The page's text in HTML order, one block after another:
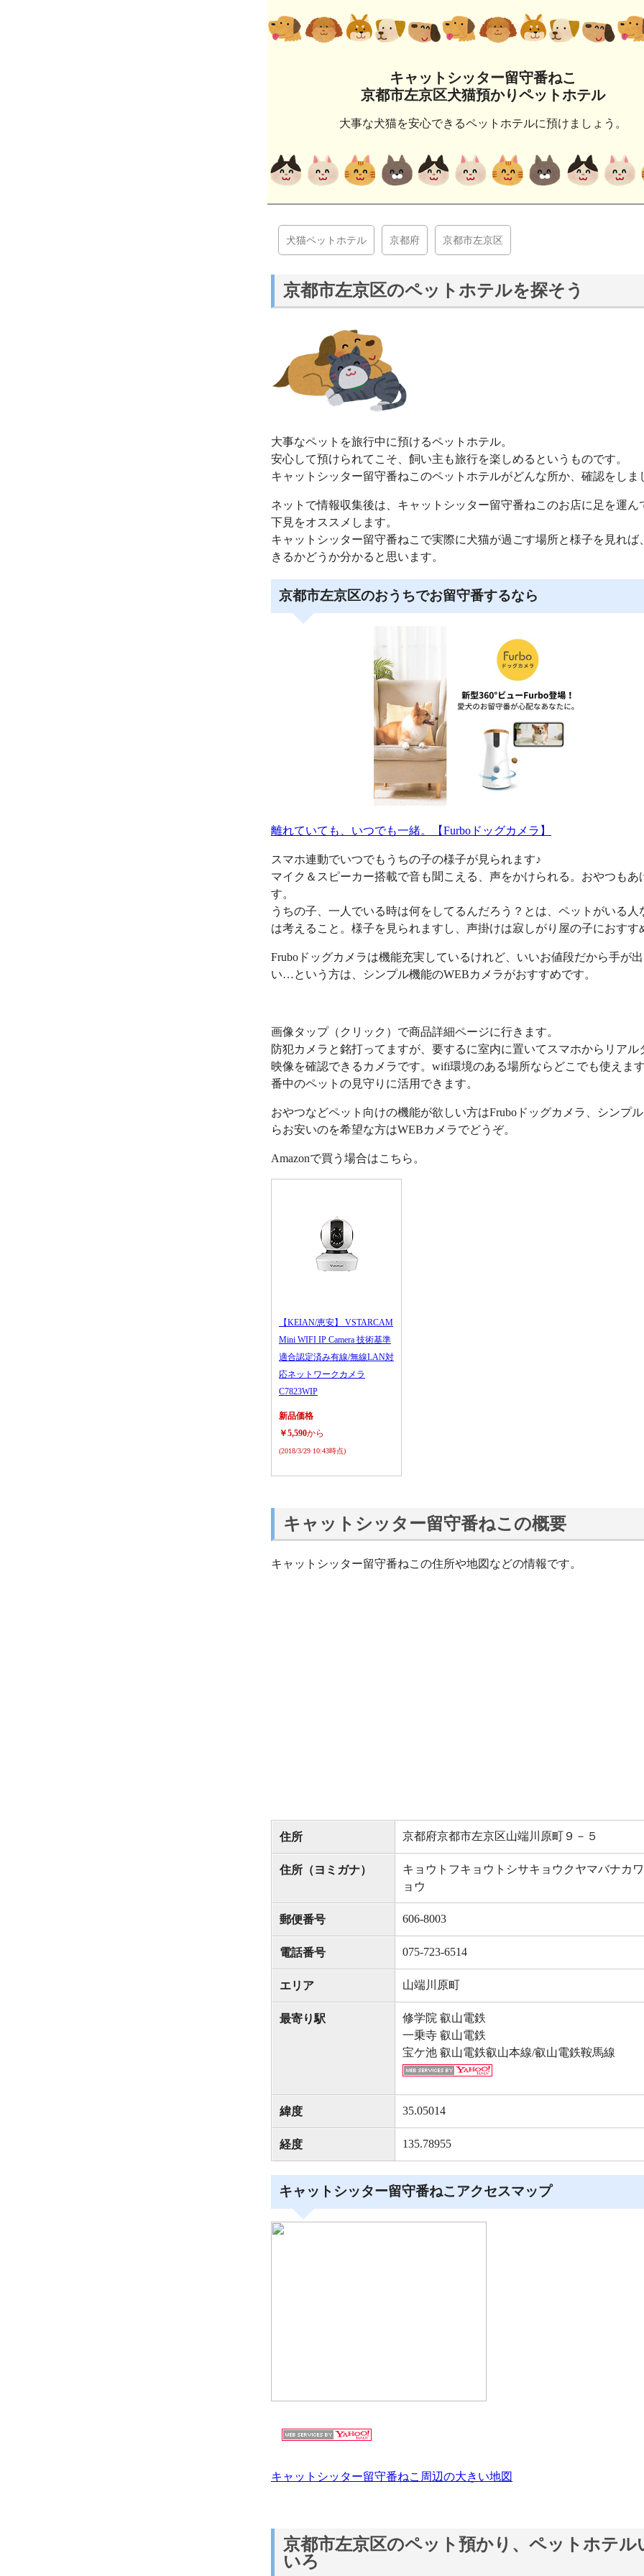
キャットシッター留守番ねこ
京都市左京区犬猫預かりペットホテル
大事な犬猫を安心できるペットホテルに預けましょう。
犬猫ペットホテル 京都府 京都市左京区
京都市左京区のペットホテルを探そう
大事なペットを旅行中に預けるペットホテル。
安心して預けられてこそ、飼い主も旅行を楽しめるというものです。
キャットシッター留守番ねこのペットホテルがどんな所か、確認をしま
ネットで情報収集後は、キャットシッター留守番ねこのお店に足を運ん
下見をオススメします。
キャットシッター留守番ねこで実際に犬猫が過ごす場所と様子を見れば
きるかどうか分かると思います。
京都市左京区のおうちでお留守番するなら
離れていても、いつでも一緒。【Furboドッグカメラ】
スマホ連動でいつでもうちの子の様子が見られます♪
マイク＆スピーカー搭載で音も聞こえる、声をかけられる。おやつもあ
す。
うちの子、一人でいる時は何をしてるんだろう？とは、ペットがいる人
は考えること。様子を見られますし、声掛けは寂しがり屋の子におすす
Fruboドッグカメラは機能充実しているけれど、いいお値段だから手が
い…という方は、シンプル機能のWEBカメラがおすすめです。
画像タップ（クリック）で商品詳細ページに行きます。
防犯カメラと銘打ってますが、要するに室内に置いてスマホからリアル
映像を確認できるカメラです。wifi環境のある場所ならどこでも使えま
番中のペットの見守りに活用できます。
おやつなどペット向けの機能が欲しい方はFruboドッグカメラ、シンプ
らお安いのを希望な方はWEBカメラでどうぞ。
Amazonで買う場合はこちら。
【KEIAN/恵安】 VSTARCAM
Mini WIFI IP Camera 技術基準
適合認定済み有線/無線LAN対
応ネットワークカメラ
C7823WIP
新品価格
￥5,590から
(2018/3/29 10:43時点)
キャットシッター留守番ねこの概要
キャットシッター留守番ねこの住所や地図などの情報です。
住所 京都府京都市左京区山端川原町９－５
住所（ヨミガナ）
キョウトフキョウトシサキョウクヤマバナカ
ョウ
郵便番号 606-8003
電話番号 075-723-6514
エリア 山端川原町
最寄り駅
修学院 叡山電鉄
一乗寺 叡山電鉄
宝ケ池 叡山電鉄叡山本線/叡山電鉄鞍馬線
緯度 35.05014
経度 135.78955
キャットシッター留守番ねこアクセスマップ
キャットシッター留守番ねこ周辺の大きい地図
京都市左京区のペット預かり、ペットホテル
いろ